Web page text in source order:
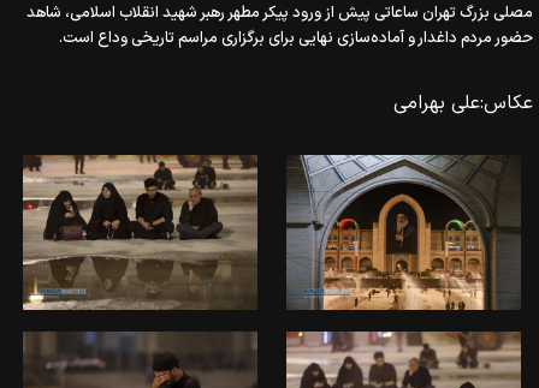
مصلی بزرگ تهران ساعاتی پیش از ورود پیکر مطهر رهبر شهید انقلاب اسلامی، شاهد
حضور مردم داغدار و آماده‌سازی نهایی برای برگزاری مراسم تاریخی وداع است.
عکاس:علی بهرامی